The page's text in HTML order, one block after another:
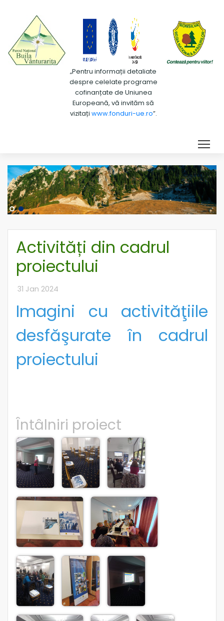
„Pentru informații detaliate
despre celelate programe
cofinanțate de Uniunea
Europeană, vă invităm să
vizitați www.fonduri-ue.ro”.
Activități din cadrul
proiectului
31 Jan 2024
Imagini cu activităţiile
desfăşurate în cadrul
proiectului
Întâlniri proiect